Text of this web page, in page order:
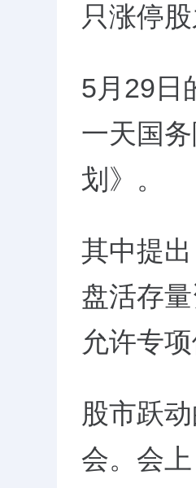
只涨停股
5月29日
一天国
划》。
其中提
盘活存
允许专
股市跃动
会。会